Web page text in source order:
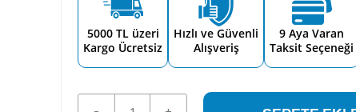
5000 TL üzeri
Kargo Ücretsiz
Hızlı ve Güvenli
Alışveriş
9 Aya Varan
Taksit Seçeneği